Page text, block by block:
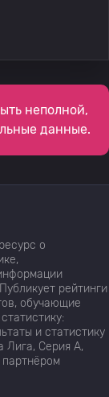
неполной,
данные.
о
рейтинги
обучающие
и статистику
Лига, Серия А,